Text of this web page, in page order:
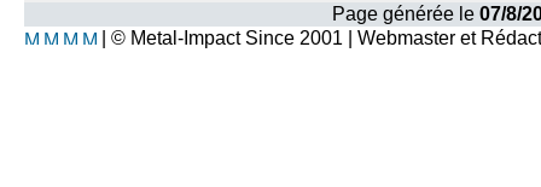
Page générée le 07/8/
| © Metal-Impact Since 2001 | Webmaster et